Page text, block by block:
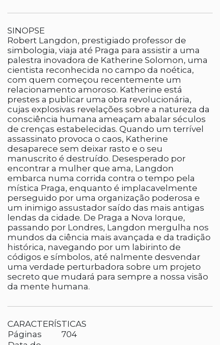
SINOPSE
Robert Langdon, prestigiado professor de
simbologia, viaja até Praga para assistir a uma
palestra inovadora de Katherine Solomon, uma
cientista reconhecida no campo da noética,
com quem começou recentemente um
relacionamento amoroso. Katherine está
prestes a publicar uma obra revolucionária,
cujas explosivas revelações sobre a natureza da
consciência humana ameaçam abalar séculos
de crenças estabelecidas. Quando um terrível
assassinato provoca o caos, Katherine
desaparece sem deixar rasto e o seu
manuscrito é destruído. Desesperado por
encontrar a mulher que ama, Langdon
embarca numa corrida contra o tempo pela
mística Praga, enquanto é implacavelmente
perseguido por uma organização poderosa e
um inimigo assustador saído das mais antigas
lendas da cidade. De Praga a Nova Iorque,
passando por Londres, Langdon mergulha nos
mundos da ciência mais avançada e da tradição
histórica, navegando por um labirinto de
códigos e símbolos, até nalmente desvendar
uma verdade perturbadora sobre um projeto
secreto que mudará para sempre a nossa visão
da mente humana.
CARACTERÍSTICAS
Páginas
704